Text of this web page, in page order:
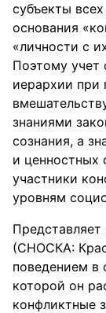
субъекты
основания
«личности с
Поэтому учет
иерархии при
знаниями
сознания, а
и ценностных
участники
уровням
(СНОСКА:
поведением
которой он
конфликтные